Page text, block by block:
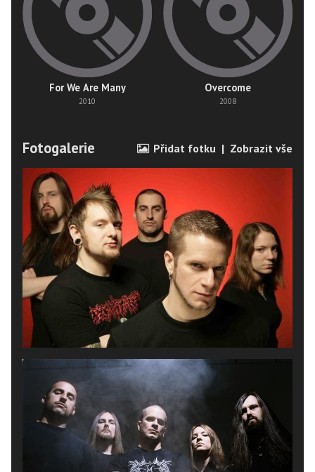
For We Are Many
2010
Overcome
2008
Fotogalerie Přidat fotku | Zobrazit vše